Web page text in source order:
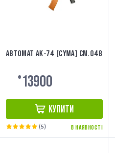
АВТОМАТ АК-74 [CYMA] CM.048
₴ 13900
КУПИТИ
В НАЯВНОСТІ
(5)